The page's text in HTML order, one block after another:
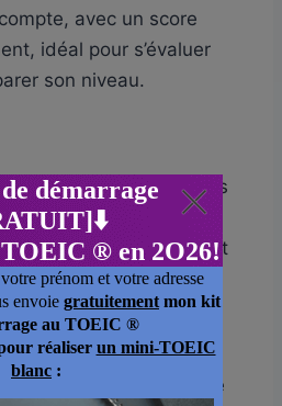
avec un score
idéal pour s’évaluer
son niveau.
des liens vers plusieurs
et des outils pour
un bon point de départ
sources.
est un blog bien structuré